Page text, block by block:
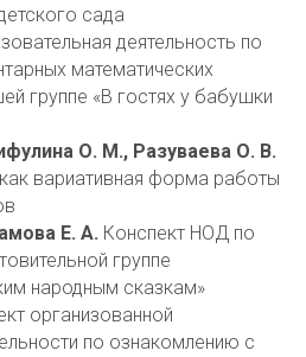
сада
деятельность по
математических
группе «В гостях у бабушки
О. М., Разуваева О. В.
вариативная форма работы
Е. А. Конспект НОД по
группе
народным сказкам»
организованной
по ознакомлению с